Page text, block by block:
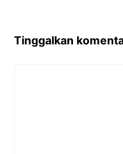
Tinggalkan